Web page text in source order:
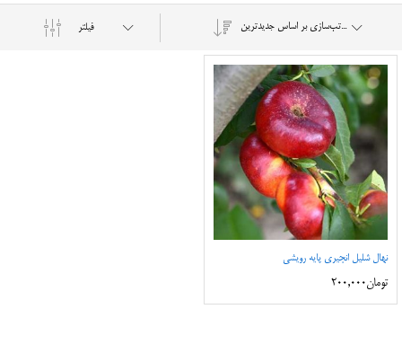
فیلتر مرتب‌سازی بر اساس جدیدترین
نهال شلیل انجیری پایه رویشی
تومان200,000